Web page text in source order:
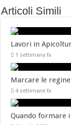
Articoli Simili
Lavori in
1 settimana fa
Marcare le
4 settimane fa
Quando formare